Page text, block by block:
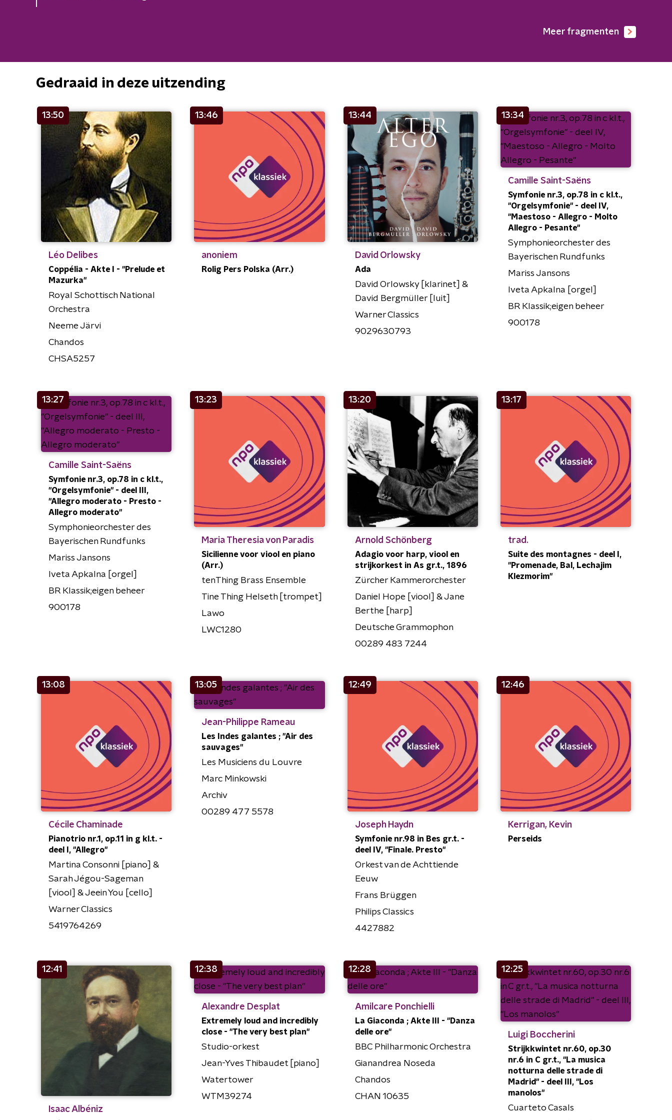
Meer fragmenten
Gedraaid in deze uitzending
13:50
Léo Delibes
Coppélia - Akte I - "Prelude et
Mazurka"
Royal Schottisch National
Orchestra
Neeme Järvi
Chandos
CHSA5257
13:46
anoniem
Rolig Pers Polska (Arr.)
13:44
David Orlowsky
Ada
David Orlowsky [klarinet] &
David Bergmüller [luit]
Warner Classics
9029630793
13:34
Camille Saint-Saëns
Symfonie nr.3, op.78 in c kl.t.,
"Orgelsymfonie" - deel IV,
"Maestoso - Allegro - Molto
Allegro - Pesante"
Symphonieorchester des
Bayerischen Rundfunks
Mariss Jansons
Iveta Apkalna [orgel]
BR Klassik;eigen beheer
900178
13:27
Camille Saint-Saëns
Symfonie nr.3, op.78 in c kl.t.,
"Orgelsymfonie" - deel III,
"Allegro moderato - Presto -
Allegro moderato"
Symphonieorchester des
Bayerischen Rundfunks
Mariss Jansons
Iveta Apkalna [orgel]
BR Klassik;eigen beheer
900178
13:23
Maria Theresia von Paradis
Sicilienne voor viool en piano
(Arr.)
tenThing Brass Ensemble
Tine Thing Helseth [trompet]
Lawo
LWC1280
13:20
Arnold Schönberg
Adagio voor harp, viool en
strijkorkest in As gr.t., 1896
Zürcher Kammerorchester
Daniel Hope [viool] & Jane
Berthe [harp]
Deutsche Grammophon
00289 483 7244
13:17
trad.
Suite des montagnes - deel I,
"Promenade, Bal, Lechajim
Klezmorim"
13:08
Cécile Chaminade
Pianotrio nr.1, op.11 in g kl.t. -
deel I, "Allegro"
Martina Consonni [piano] &
Sarah Jégou-Sageman
[viool] & Jeein You [cello]
Warner Classics
5419764269
13:05
Jean-Philippe Rameau
Les Indes galantes ; "Air des
sauvages"
Les Musiciens du Louvre
Marc Minkowski
Archiv
00289 477 5578
12:49
Joseph Haydn
Symfonie nr.98 in Bes gr.t. -
deel IV, "Finale. Presto"
Orkest van de Achttiende
Eeuw
Frans Brüggen
Philips Classics
4427882
12:46
Kerrigan, Kevin
Perseids
12:41
Isaac Albéniz
12:38
Alexandre Desplat
Extremely loud and incredibly
close - "The very best plan"
Studio-orkest
Jean-Yves Thibaudet [piano]
Watertower
WTM39274
12:28
Amilcare Ponchielli
La Giaconda ; Akte III - ''Danza
delle ore''
BBC Philharmonic Orchestra
Gianandrea Noseda
Chandos
CHAN 10635
12:25
Luigi Boccherini
Strijkkwintet nr.60, op.30
nr.6 in C gr.t., "La musica
notturna delle strade di
Madrid" - deel III, "Los
manolos"
Cuarteto Casals